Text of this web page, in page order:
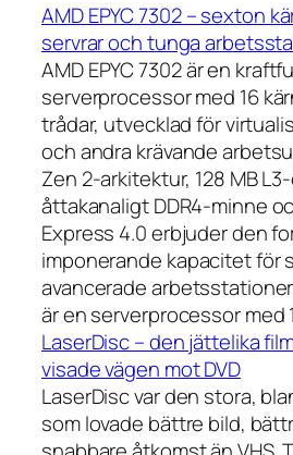
AMD EPYC 7302 – sexton
servrar och tunga
AMD EPYC 7302 är en
serverprocessor med 16
trådar, utvecklad för
och andra krävande
Zen 2-arkitektur, 128 MB
åttakanaligt DDR4-minne
Express 4.0 erbjuder den
imponerande kapacitet för
avancerade arbetsstationer.
är en serverprocessor med
LaserDisc – den jättelika
visade vägen mot DVD
LaserDisc var den stora,
som lovade bättre bild,